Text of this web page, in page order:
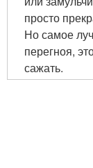
просто
Но самое
перегноя,
сажать.